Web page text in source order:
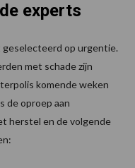
experts
op urgentie.
met schade zijn
komende weken
de oproep aan
herstel en de volgende